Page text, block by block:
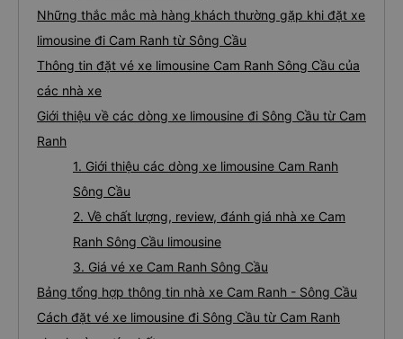
Những thắc mắc mà hàng khách thường gặp khi đặt xe
limousine đi Cam Ranh từ Sông Cầu
Thông tin đặt vé xe limousine Cam Ranh Sông Cầu của
các nhà xe
Giới thiệu về các dòng xe limousine đi Sông Cầu từ Cam
Ranh
1. Giới thiệu các dòng xe limousine Cam Ranh
Sông Cầu
2. Về chất lượng, review, đánh giá nhà xe Cam
Ranh Sông Cầu limousine
3. Giá vé xe Cam Ranh Sông Cầu
Bảng tổng hợp thông tin nhà xe Cam Ranh - Sông Cầu
Cách đặt vé xe limousine đi Sông Cầu từ Cam Ranh